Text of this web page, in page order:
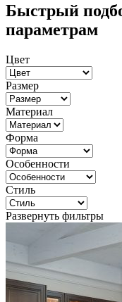
Быстрый
параметрам
Цвет
Размер
Материал
Форма
Особенности
Стиль
Развернуть фильтры